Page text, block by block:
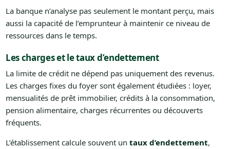
La banque n’analyse pas seulement le montant perçu, mais
aussi la capacité de l’emprunteur à maintenir ce niveau de
ressources dans le temps.
Les charges et le taux d’endettement
La limite de crédit ne dépend pas uniquement des revenus.
Les charges fixes du foyer sont également étudiées : loyer,
mensualités de prêt immobilier, crédits à la consommation,
pension alimentaire, charges récurrentes ou découverts
fréquents.
L’établissement calcule souvent un taux d’endettement,